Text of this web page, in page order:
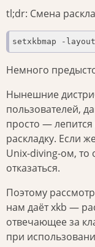
tl;dr: Смена
Немного
Нынешние
пользователей,
просто —
раскладку. Если
Unix-diving-ом, то
отказаться.
Поэтому
нам даёт xkb —
отвечающее за
при